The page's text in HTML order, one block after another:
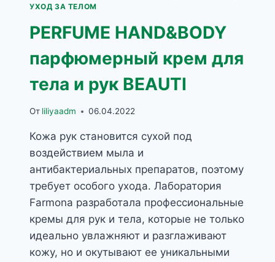
УХОД ЗА ТЕЛОМ
PERFUME HAND&BODY
парфюмерный крем для
тела и рук BEAUTI
От liliyaadm 06.04.2022
Кожа рук становится сухой под
воздействием мыла и
антибактериальных препаратов, поэтому
требует особого ухода. Лаборатория
Farmona разработала профессиональные
кремы для рук и тела, которые не только
идеально увлажняют и разглаживают
кожу, но и окутывают ее уникальными